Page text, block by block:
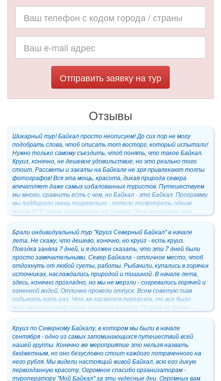
Отправить заявку на тур
Отзывы
Шикарный тур! Байкал просто неописуем! До сих пор не могу
подобрать слова, чтоб описать тот восторг, который испытали!
Нужно только самому съездить, чтоб понять, что такое Байкал.
Круиз, конечно, не дешевое удовольствие, но это реально того
стоит. Рассветы и закаты на Байкале не зря привлекают толпы
фотографов! Вся эта мощь, красота, дикая природа севера
впечатляет даже самых избалованных туристов. Путешествуем
мы много, сравнить есть с чем, но Байкал - это Байкал. Программу
мы подбирали очень тщательно - хотели посмотреть одним
махом ВСЕ самое интересное на Севере. Эта программа нам
Спасибо Кристине - все рассказал, объяснила - грамотный
менеджер. И отдельное спасибо позитивной девушке Оленьке,
нашему гиду, которая весь путь не давала нам заскучать, всегда
улыбчивая в любых обстоятельствах.
Брали индивидуальный тур "Круиз Северный Байкал" в начале
лета. Не скажу, что дешево, конечно, но круиз - есть круиз.
Поездка заняла 7 дней, и я должен сказать, что эти 7 дней были
просто замечательными. Север Байкала - отличное место, чтоб
отдохнуть от любой суеты, работы. Рыбачили, купались в горячих
источниках, наслаждались природой и тишиной. В начале лета,
здесь, конечно прохладно, но мы не мерзли - согревались горячей и
огненной водой. Отлично провели отпуск. Всем советую там
побывать хоть раз. Что же касается перевозок, то все было
максимально комфортно, хороший корабль. Повара не брали -
Круиз по Северному Байкалу, в котором мы были в начале
сентября - одно из самых запоминающихся путешествий всей
нашей группы. Конечно же мероприятие это нельзя назвать
бюджетным, но оно безусловно стоит каждого потраченного на
него рубля. Мы видели настоящий живой Байкал, всю его дикую
первозданную красоту. Огромное спасибо организаторам -
туроператору "Мой Байкал" за эти чудесные дни. Огромных вам